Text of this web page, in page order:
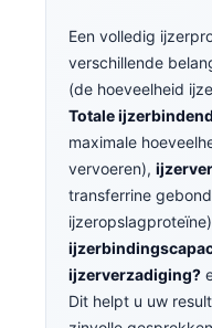
Een volledig
verschillende
(de hoeveelheid
Totale
maximale
vervoeren),
transferrine
ijzerverzadiging?
Dit helpt u uw